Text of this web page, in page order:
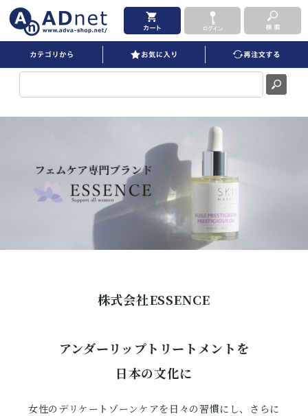
株式会社ESSENCE
アンダーリップトリートメントを
日本の文化に
女性のデリケートゾーンケアを日々の習慣にし、 さらに